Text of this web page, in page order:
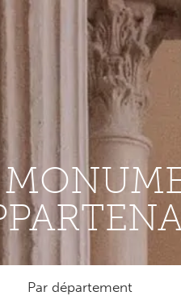
Par département